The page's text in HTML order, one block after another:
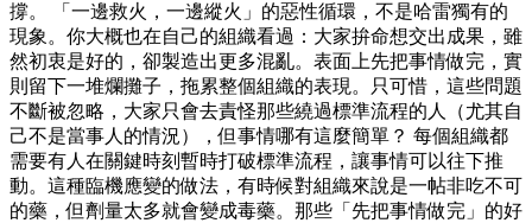
撐。 「一邊救火，一邊縱火」的惡性循環，不是哈雷獨有的
現象。你大概也在自己的組織看過：大家拚命想交出成果，雖
然初衷是好的，卻製造出更多混亂。表面上先把事情做完，實
則留下一堆爛攤子，拖累整個組織的表現。只可惜，這些問題
不斷被忽略，大家只會去責怪那些繞過標準流程的人（尤其自
己不是當事人的情況），但事情哪有這麼簡單？ 每個組織都
需要有人在關鍵時刻暫時打破標準流程，讓事情可以往下推
動。這種臨機應變的做法，有時候對組織來說是一帖非吃不可
的藥，但劑量太多就會變成毒藥。那些「先把事情做完」的好